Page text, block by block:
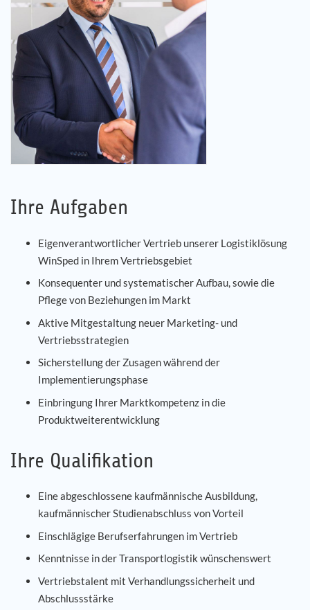
Ihre Aufgaben
Eigenverantwortlicher Vertrieb unserer Logistiklösung
WinSped in Ihrem Vertriebsgebiet
Konsequenter und systematischer Aufbau, sowie die
Pflege von Beziehungen im Markt
Aktive Mitgestaltung neuer Marketing- und
Vertriebsstrategien
Sicherstellung der Zusagen während der
Implementierungsphase
Einbringung Ihrer Marktkompetenz in die
Produktweiterentwicklung
Ihre Qualifikation
Eine abgeschlossene kaufmännische Ausbildung,
kaufmännischer Studienabschluss von Vorteil
Einschlägige Berufserfahrungen im Vertrieb
Kenntnisse in der Transportlogistik wünschenswert
Vertriebstalent mit Verhandlungssicherheit und
Abschlussstärke